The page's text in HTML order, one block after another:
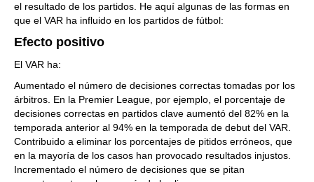
el resultado de los partidos. He aquí algunas de las formas en
que el VAR ha influido en los partidos de fútbol:
Efecto positivo
El VAR ha:
Aumentado el número de decisiones correctas tomadas por los
árbitros. En la Premier League, por ejemplo, el porcentaje de
decisiones correctas en partidos clave aumentó del 82% en la
temporada anterior al 94% en la temporada de debut del VAR.
Contribuido a eliminar los porcentajes de pitidos erróneos, que
en la mayoría de los casos han provocado resultados injustos.
Incrementado el número de decisiones que se pitan